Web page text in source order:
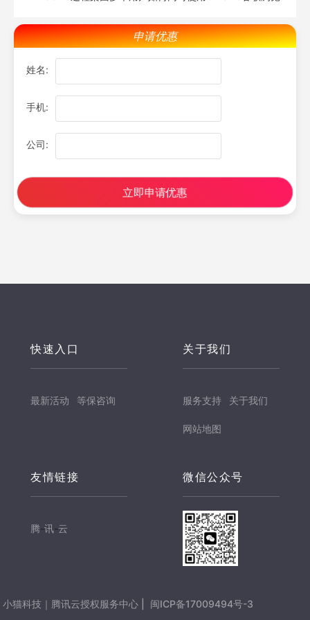
申请优惠
姓名:
手机:
公司:
立即申请优惠
快速入口
最新活动 等保咨询
关于我们
服务支持 关于我们
网站地图
友情链接
腾-讯-云
微信公众号
小猫科技｜腾讯云授权服务中心 | 闽ICP备17009494号-3